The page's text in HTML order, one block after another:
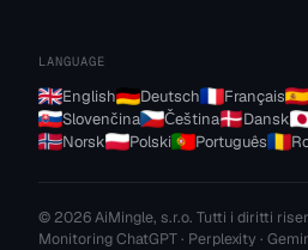
LANGUAGE
English Deutsch Français
Slovenčina
Čeština Dansk
Norsk
Polski Português
© 2026 AiMingle, s.r.o. Tutti i diritti
Monitoring ChatGPT · Perplexity ·